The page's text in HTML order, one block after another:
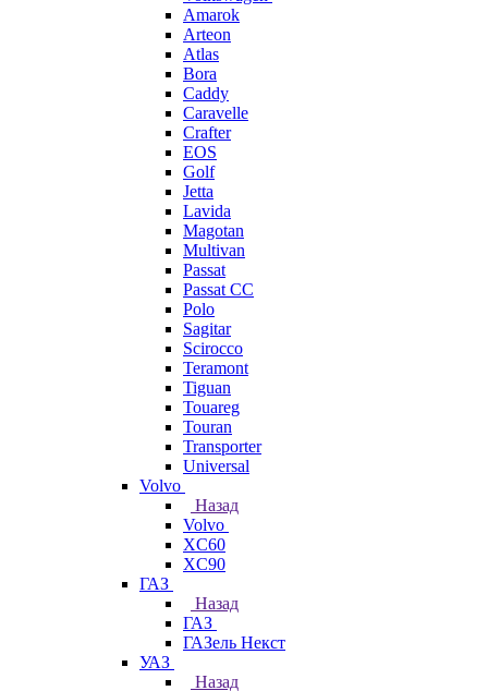
Amarok
Arteon
Atlas
Bora
Caddy
Caravelle
Crafter
EOS
Golf
Jetta
Lavida
Magotan
Multivan
Passat
Passat CC
Polo
Sagitar
Scirocco
Teramont
Tiguan
Touareg
Touran
Transporter
Universal
Volvo
Назад
Volvo
XC60
XC90
ГАЗ
Назад
ГАЗ
ГАЗель Некст
УАЗ
Назад